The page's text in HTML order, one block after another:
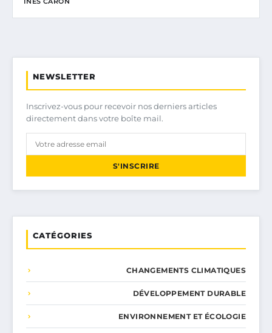
NEWSLETTER
Inscrivez-vous pour recevoir nos derniers articles
directement dans votre boîte mail.
S'INSCRIRE
CATÉGORIES
CHANGEMENTS CLIMATIQUES
DÉVELOPPEMENT DURABLE
ENVIRONNEMENT ET ÉCOLOGIE